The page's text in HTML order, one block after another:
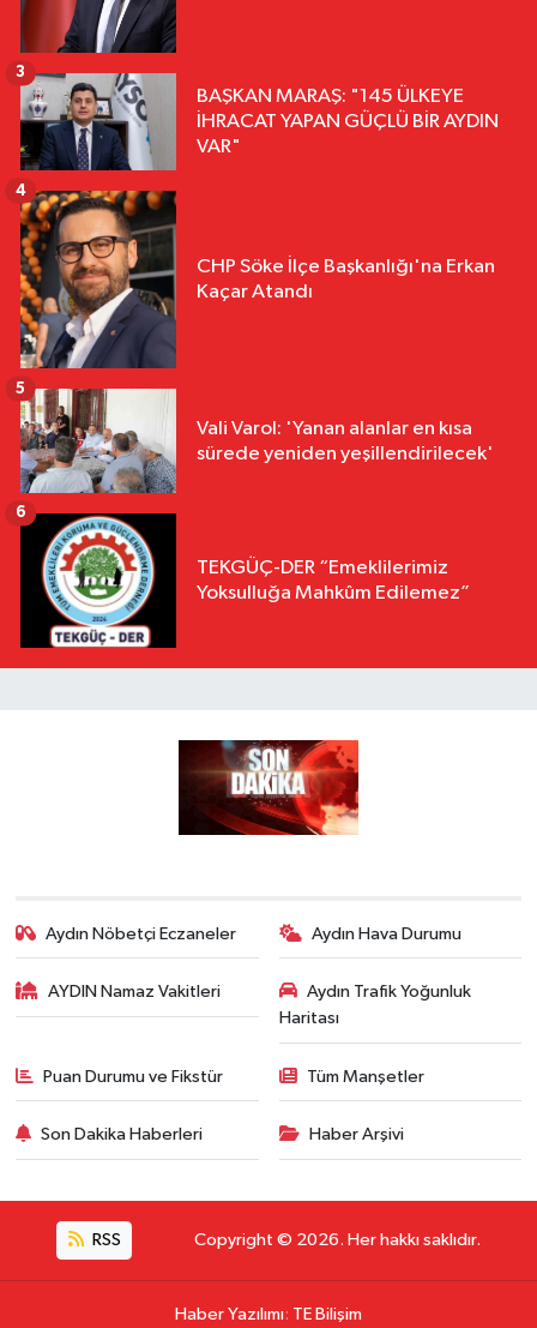
BAŞKAN MARAŞ: "145 ÜLKEYE
İHRACAT YAPAN GÜÇLÜ BİR AYDIN
VAR"
3
CHP Söke İlçe Başkanlığı'na Erkan
Kaçar Atandı
4
Vali Varol: 'Yanan alanlar en kısa
sürede yeniden yeşillendirilecek'
5
TEKGÜÇ-DER “Emeklilerimiz
Yoksulluğa Mahkûm Edilemez”
6
Aydın Nöbetçi Eczaneler Aydın Hava Durumu
AYDIN Namaz Vakitleri
Aydın Trafik Yoğunluk
Haritası
Puan Durumu ve Fikstür Tüm Manşetler
Son Dakika Haberleri Haber Arşivi
RSS Copyright © 2026. Her hakkı saklıdır.
Haber Yazılımı: TE Bilişim